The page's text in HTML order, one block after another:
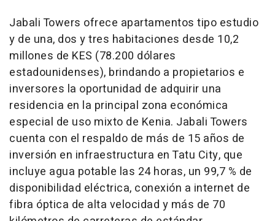
Jabali Towers ofrece apartamentos tipo estudio
y de una, dos y tres habitaciones desde 10,2
millones de KES (78.200 dólares
estadounidenses), brindando a propietarios e
inversores la oportunidad de adquirir una
residencia en la principal zona económica
especial de uso mixto de Kenia. Jabali Towers
cuenta con el respaldo de más de 15 años de
inversión en infraestructura en Tatu City, que
incluye agua potable las 24 horas, un 99,7 % de
disponibilidad eléctrica, conexión a internet de
fibra óptica de alta velocidad y más de 70